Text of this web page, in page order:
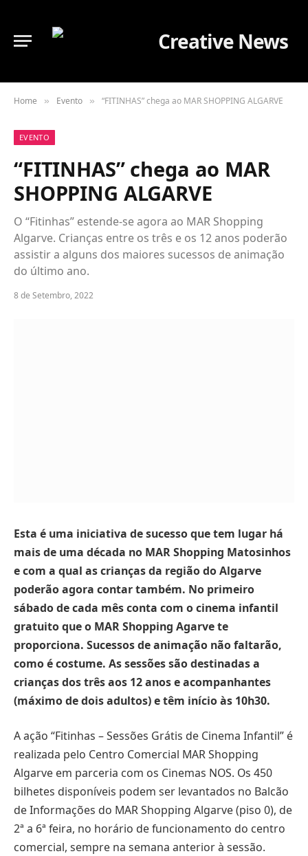
Home » Evento » “FITINHAS” chega ao MAR SHOPPING ALGARVE
EVENTO
“FITINHAS” chega ao MAR
SHOPPING ALGARVE
O “Fitinhas” estende-se agora ao MAR Shopping
Algarve. Crianças entre os três e os 12 anos poderão
assistir a alguns dos maiores sucessos de animação
do último ano.
8 de Setembro, 2022
Esta é uma iniciativa de sucesso que tem lugar há
mais de uma década no MAR Shopping Matosinhos
e com a qual as crianças da região do Algarve
poderão agora contar também. No primeiro
sábado de cada mês conta com o cinema infantil
gratuito que o MAR Shopping Agarve te
proporciona. Sucessos de animação não faltarão,
como é costume. As sessões são destinadas a
crianças dos três aos 12 anos e acompanhantes
(máximo de dois adultos) e têm início às 10h30.
A ação “Fitinhas – Sessões Grátis de Cinema Infantil” é
realizada pelo Centro Comercial MAR Shopping
Algarve em parceria com os Cinemas NOS. Os 450
bilhetes disponíveis podem ser levantados no Balcão
de Informações do MAR Shopping Algarve (piso 0), de
2ª a 6ª feira, no horário de funcionamento do centro
comercial, sempre na semana anterior à sessão.